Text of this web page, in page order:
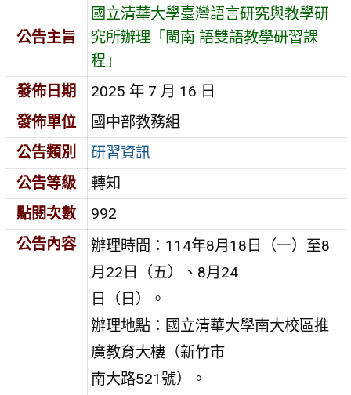
公告主旨
國立清華大學臺灣語言研究與教學研
究所辦理「閩南 語雙語教學研習課
程」
發佈日期
2025 年 7 月 16 日
發佈單位
國中部教務組
公告類別
研習資訊
公告等級
轉知
點閱次數
992
公告內容
辦理時間：114年8月18日（一）至8
月22日（五）、8月24
日（日）。
辦理地點：國立清華大學南大校區推
廣教育大樓（新竹市
南大路521號）。